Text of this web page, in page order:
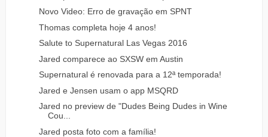
Novo Video: Erro de gravação em SPNT
Thomas completa hoje 4 anos!
Salute to Supernatural Las Vegas 2016
Jared comparece ao SXSW em Austin
Supernatural é renovada para a 12ª temporada!
Jared e Jensen usam o app MSQRD
Jared no preview de "Dudes Being Dudes in Wine
Cou...
Jared posta foto com a família!